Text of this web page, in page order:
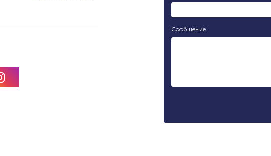
Сообщение